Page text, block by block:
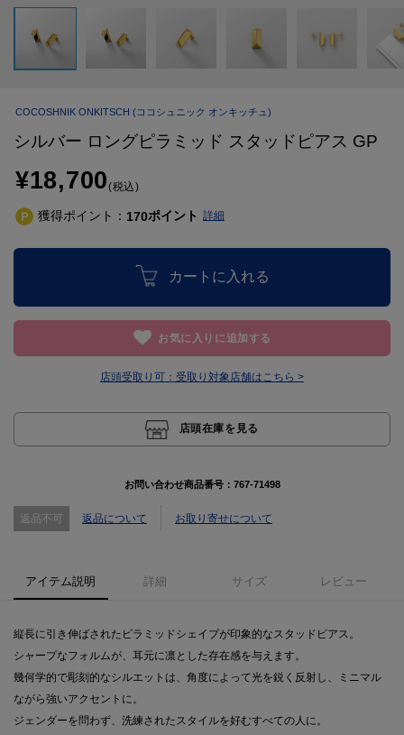
COCOSHNIK ONKITSCH (ココシュニック オンキッチュ)
シルバー ロングピラミッド スタッドピアス GP
¥18,700(税込)
獲得ポイント： 170ポイント 詳細
カートに入れる
お気に入りに追加する
店頭受取り可： 受取り対象店舗はこちら >
店頭在庫を見る
お問い合わせ商品番号： 767-71498
返品不可 返品について お取り寄せについて
アイテム説明 詳細 サイズ レビュー
縦長に引き伸ばされたピラミッドシェイプが印象的なスタッドピアス。
シャープなフォルムが、耳元に凛とした存在感を与えます。
幾何学的で彫刻的なシルエットは、角度によって光を鋭く反射し、ミニマル
ながら強いアクセントに。
ジェンダーを問わず、洗練されたスタイルを好むすべての人に。